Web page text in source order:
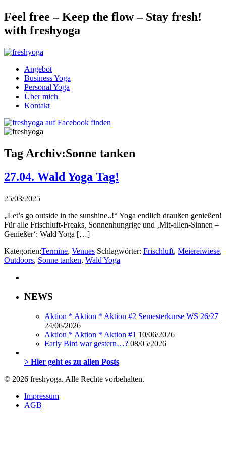
Feel free – Keep the flow – Stay fresh!
with freshyoga
Angebot
Business Yoga
Personal Yoga
Über mich
Kontakt
Tag Archiv:Sonne tanken
27.04. Wald Yoga Tag!
25/03/2025
„Let’s go outside in the sunshine..!“ Yoga endlich draußen genießen!
Für alle Frischluft-Freaks, Sonnenhungrige und ‚Mit-allen-Sinnen –
Genießer‘: Wald Yoga […]
Kategorien:Termine, Venues Schlagwörter: Frischluft, Meiereiwiese,
Outdoors, Sonne tanken, Wald Yoga
NEWS
Aktion * Aktion * Aktion #2 Semesterkurse WS 26/27
24/06/2026
Aktion * Aktion * Aktion #1 10/06/2026
Early Bird war gestern…? 08/05/2026
> Hier geht es zu allen Posts
© 2026 freshyoga. Alle Rechte vorbehalten.
Impressum
AGB